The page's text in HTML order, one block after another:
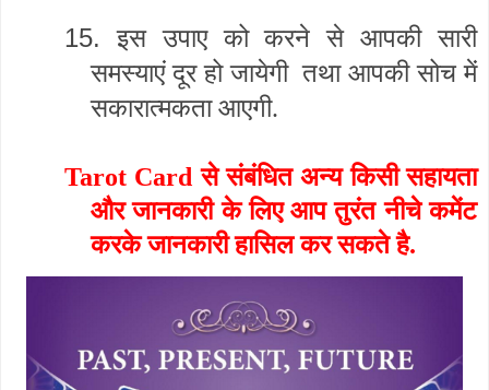
15.
इस उपाए को करने से आपकी सारी
समस्याएं दूर हो जायेगी तथा आपकी सोच में
सकारात्मकता आएगी.
Tarot Card से संबंधित अन्य किसी सहायता
और जानकारी के लिए आप तुरंत नीचे कमेंट
करके जानकारी हासिल कर सकते है.